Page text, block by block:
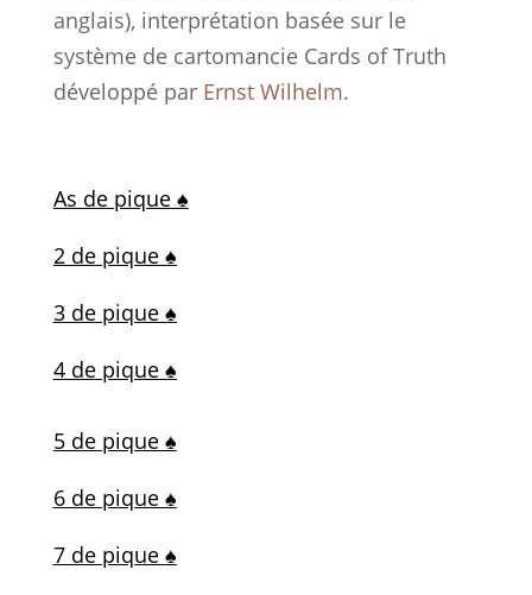
anglais), interprétation basée sur le
système de cartomancie Cards of Truth
développé par Ernst Wilhelm.
As de pique ♠
2 de pique ♠
3 de pique ♠
4 de pique ♠
5 de pique ♠
6 de pique ♠
7 de pique ♠